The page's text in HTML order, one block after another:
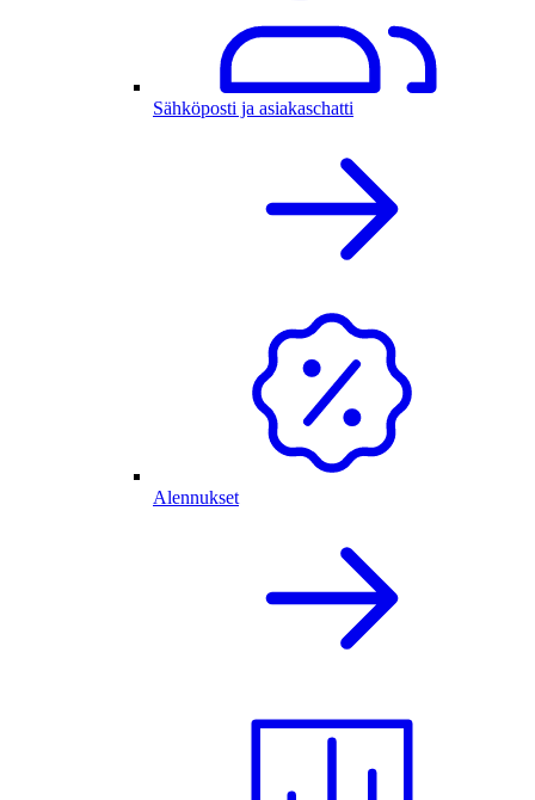
Sähköposti ja asiakaschatti
Alennukset